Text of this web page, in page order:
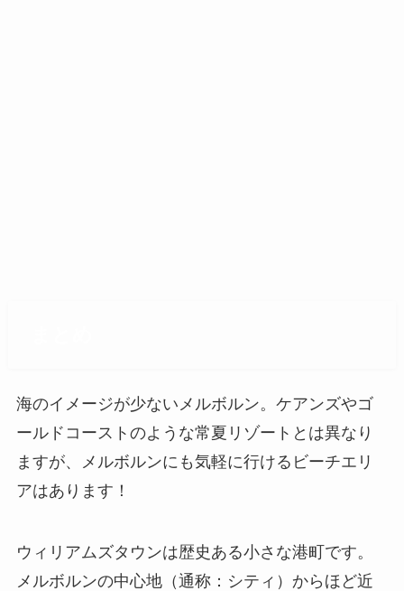
海のイメージが少ないメルボルン。ケアンズやゴ
ールドコーストのような常夏リゾートとは異なり
ますが、メルボルンにも気軽に行けるビーチエリ
アはあります！
ウィリアムズタウンは歴史ある小さな港町です。
メルボルンの中心地（通称：シティ）からほど近